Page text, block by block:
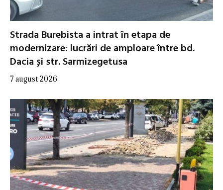
Strada Burebista a intrat în etapa de
modernizare: lucrări de amploare între bd.
Dacia și str. Sarmizegetusa
7 august 2026